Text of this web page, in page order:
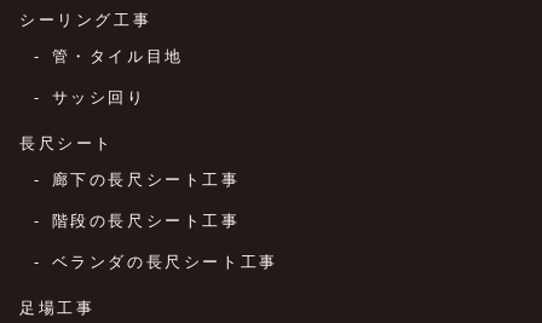
シーリング工事
管・タイル目地
サッシ回り
長尺シート
廊下の長尺シート工事
階段の長尺シート工事
ベランダの長尺シート工事
足場工事